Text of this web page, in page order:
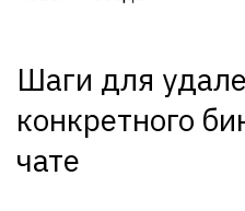
Шаги для
конкретного
чате